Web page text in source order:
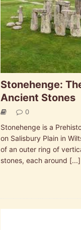
Stonehenge:
Ancient Stones
0
Stonehenge is a
on Salisbury Plain in
of an outer ring of
stones, each around [...]